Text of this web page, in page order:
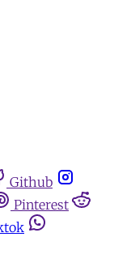
Github
Pinterest